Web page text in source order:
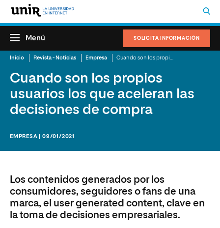
SOLICITA INFORMACIÓN
Menú
Inicio Revista - Noticias Empresa
Cuando son los propios
usuarios los que aceleran las
decisiones de compra
EMPRESA | 09/01/2021
Los contenidos generados por los
consumidores, seguidores o fans de una
marca, el user generated content, clave en
la toma de decisiones empresariales.